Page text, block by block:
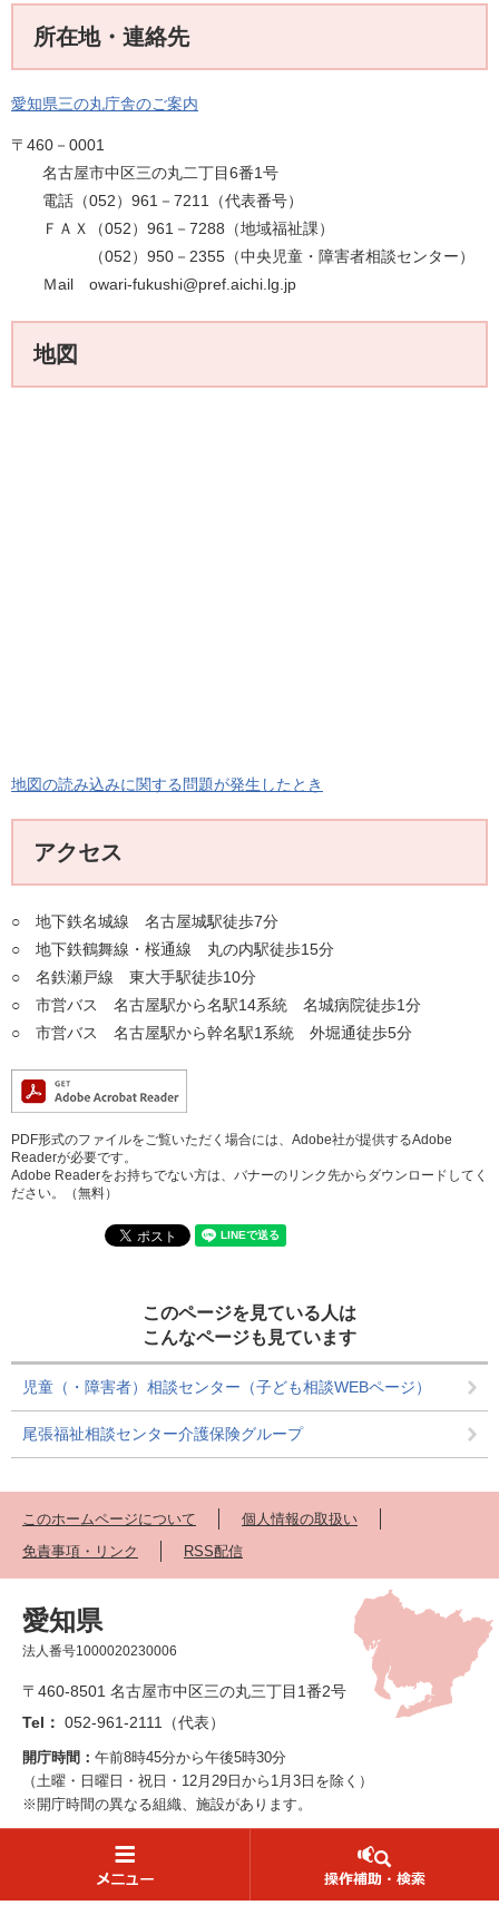
読み上げ・ふりがな
所在地・連絡先
愛知県三の丸庁舎のご案内
〒460－0001
名古屋市中区三の丸二丁目6番1号
電話（052）961－7211（代表番号）
ＦＡＸ（052）961－7288（地域福祉課）
（052）950－2355（中央児童・障害者相談センター）
Ｍail owari-fukushi@pref.aichi.lg.jp
地図
地図の読み込みに関する問題が発生したとき
アクセス
○ 地下鉄名城線 名古屋城駅徒歩7分
○ 地下鉄鶴舞線・桜通線 丸の内駅徒歩15分
○ 名鉄瀬戸線 東大手駅徒歩10分
○ 市営バス 名古屋駅から名駅14系統 名城病院徒歩1分
○ 市営バス 名古屋駅から幹名駅1系統 外堀通徒歩5分
PDF形式のファイルをご覧いただく場合には、Adobe社が提供するAdobe
Readerが必要です。
Adobe Readerをお持ちでない方は、バナーのリンク先からダウンロードしてく
ださい。（無料）
このページを見ている人は
こんなページも見ています
児童（・障害者）相談センター（子ども相談WEBページ）
尾張福祉相談センター介護保険グループ
このホームページについて
個人情報の取扱い
免責事項・リンク
RSS配信
愛知県
法人番号1000020230006
〒460-8501 名古屋市中区三の丸三丁目1番2号
Tel： 052-961-2111（代表）
開庁時間： 午前8時45分から午後5時30分
（土曜・日曜日・祝日・12月29日から1月3日を除く）
※開庁時間の異なる組織、施設があります。